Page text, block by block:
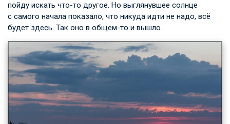
пойду искать что-то другое. Но выглянувшее солнце
с самого начала показало, что никуда идти не надо, всё
будет здесь. Так оно в общем-то и вышло.